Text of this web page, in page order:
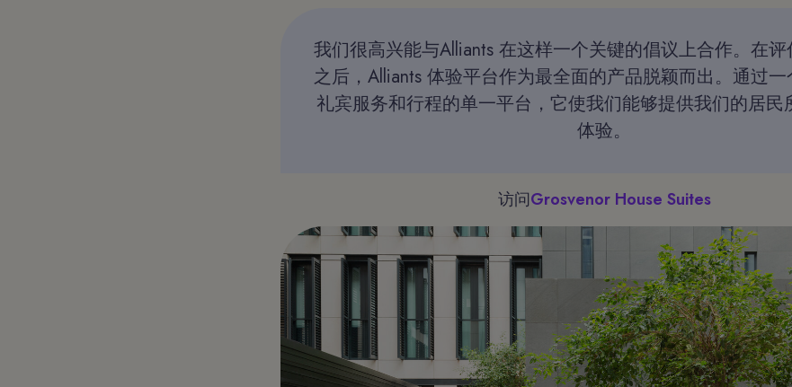
我们很高兴能与Alliants 在这样一个关键的倡议上合作。在
之后，Alliants 体验平台作为最全面的产品脱颖而出。通过一
礼宾服务和行程的单一平台，它使我们能够提供我们的居民
体验。
访问Grosvenor House Suites